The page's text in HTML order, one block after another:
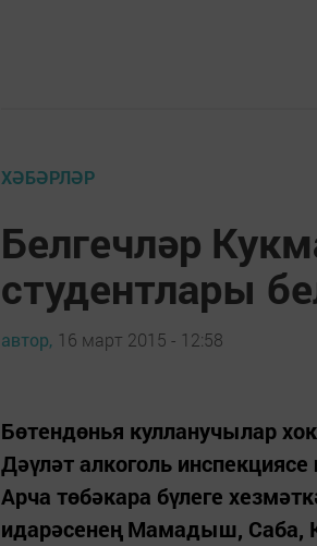
ХӘБӘРЛӘР
Белгечләр
студентлары
автор, 16 март 2015 - 12:58
Бөтендөнья кулланучылар
Дәүләт алкоголь
Арча төбәкара бүлеге
идарәсенең Мамадыш, Саба,